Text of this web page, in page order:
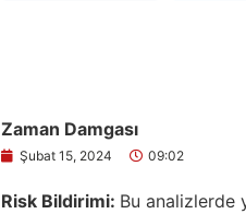
Zaman Damgası
Şubat 15, 2024 09:02
Risk Bildirimi: Bu analizlerde